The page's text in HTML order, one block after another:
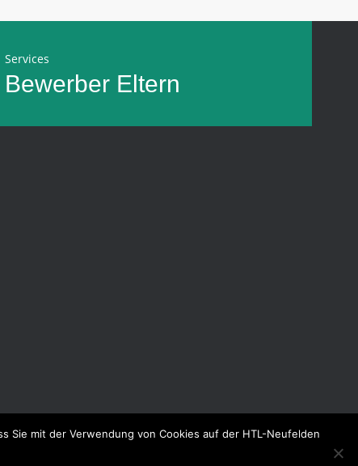
Services
Bewerber Eltern
Sie mit der Verwendung von Cookies auf der HTL-Neufelden